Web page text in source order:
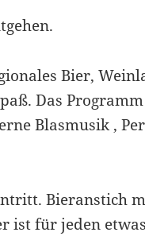
Bier,
Das
Blasmusik ,
Bieranstich
ist für jeden